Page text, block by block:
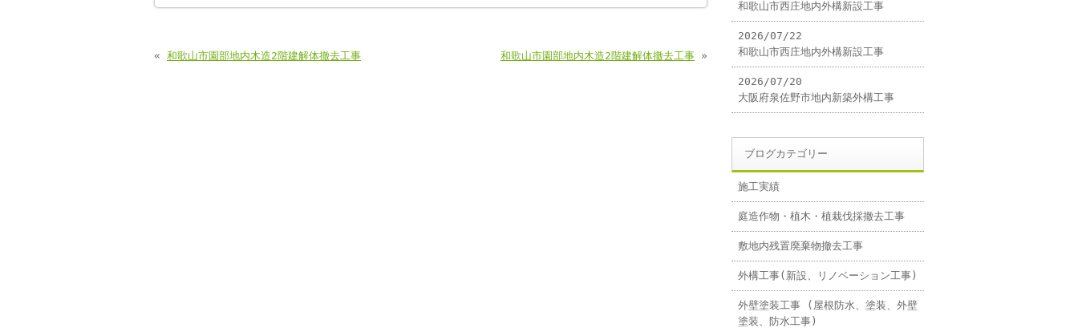
« 和歌山市園部地内木造2階建解体撤去工事 和歌山市園部地内木造2階建解体撤去工事 »
和歌山市西庄地内外構新設工事
2026/07/22
和歌山市西庄地内外構新設工事
2026/07/20
大阪府泉佐野市地内新築外構工事
ブログカテゴリー
施工実績
庭造作物・植木・植栽伐採撤去工事
敷地内残置廃棄物撤去工事
外構工事(新設、リノベーション工事)
外壁塗装工事 (屋根防水、塗装、外壁
塗装、防水工事)